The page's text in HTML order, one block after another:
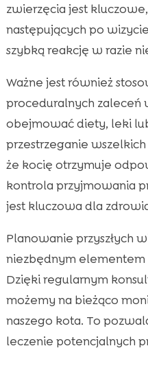
zwierzęcia jest
następujących po
szybką reakcję w razie
Ważne jest również
proceduralnych zaleceń
obejmować diety, leki
przestrzeganie
że kocię otrzymuje
kontrola przyjmowania
jest kluczowa dla
Planowanie przyszłych
niezbędnym
Dzięki regularnym
możemy na bieżąco
naszego kota. To
leczenie potencjalnych